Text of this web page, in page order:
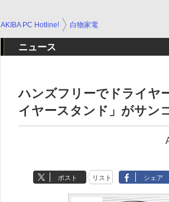
AKIBA PC Hotline! 白物家電
ニュース
ハンズフリーでドライヤ
イヤースタンド」がサン
ポスト リスト シェア